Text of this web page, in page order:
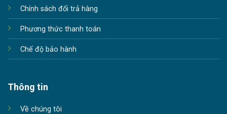
Chính sách đổi trả hàng
Phương thức thanh toán
Chế độ bảo hành
Thông tin
Về chúng tôi